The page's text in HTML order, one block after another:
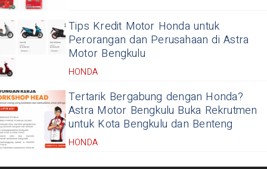
Tips Kredit Motor Honda untuk
Perorangan dan Perusahaan di Astra
Motor Bengkulu
HONDA
Tertarik Bergabung dengan Honda?
Astra Motor Bengkulu Buka Rekrutmen
untuk Kota Bengkulu dan Benteng
HONDA